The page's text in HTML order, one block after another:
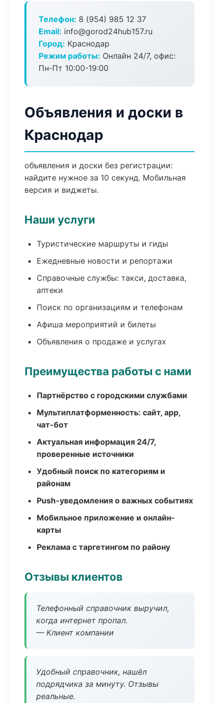
Телефон: 8 (954) 985 12 37
Email: info@gorod24hub157.ru
Город: Краснодар
Режим работы: Онлайн 24/7, офис:
Пн-Пт 10:00-19:00
Объявления и доски в
Краснодар
объявления и доски без регистрации:
найдите нужное за 10 секунд. Мобильная
версия и виджеты.
Наши услуги
Туристические маршруты и гиды
Ежедневные новости и репортажи
Справочные службы: такси, доставка,
аптеки
Поиск по организациям и телефонам
Афиша мероприятий и билеты
Объявления о продаже и услугах
Преимущества работы с нами
Партнёрство с городскими службами
Мультиплатформенность: сайт, app,
чат-бот
Актуальная информация 24/7,
проверенные источники
Удобный поиск по категориям и
районам
Push-уведомления о важных событиях
Мобильное приложение и онлайн-
карты
Реклама с таргетингом по району
Отзывы клиентов
Телефонный справочник выручил,
когда интернет пропал.
— Клиент компании
Удобный справочник, нашёл
подрядчика за минуту. Отзывы
реальные.